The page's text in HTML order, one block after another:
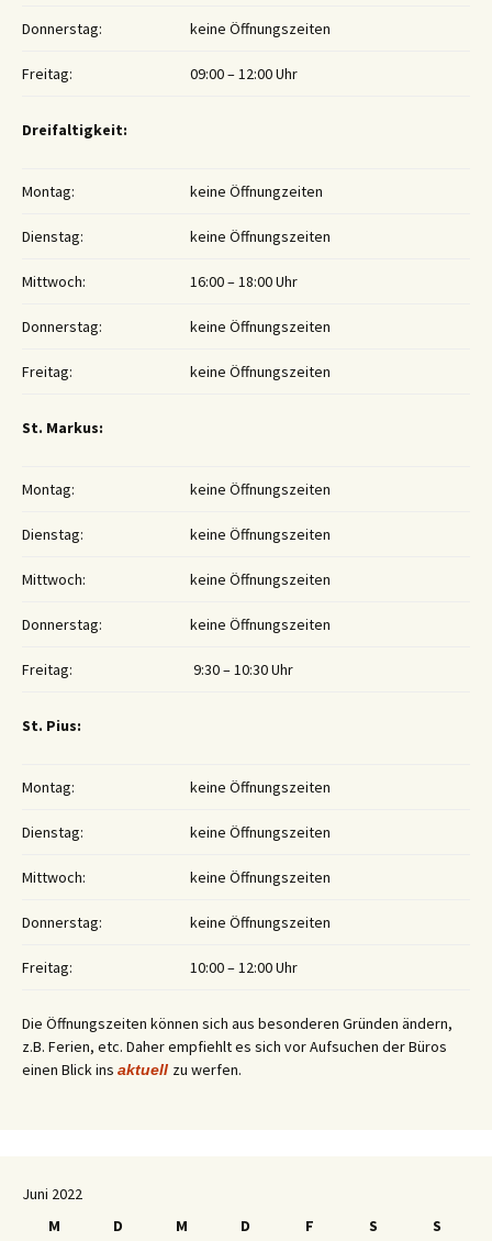
Donnerstag: keine Öffnungszeiten
Freitag: 09:00 – 12:00 Uhr
Dreifaltigkeit:
Montag: keine Öffnungzeiten
Dienstag: keine Öffnungszeiten
Mittwoch: 16:00 – 18:00 Uhr
Donnerstag: keine Öffnungszeiten
Freitag: keine Öffnungszeiten
St. Markus:
Montag: keine Öffnungszeiten
Dienstag: keine Öffnungszeiten
Mittwoch: keine Öffnungszeiten
Donnerstag: keine Öffnungszeiten
Freitag: 9:30 – 10:30 Uhr
St. Pius:
Montag: keine Öffnungszeiten
Dienstag: keine Öffnungszeiten
Mittwoch: keine Öffnungszeiten
Donnerstag: keine Öffnungszeiten
Freitag: 10:00 – 12:00 Uhr
Die Öffnungszeiten können sich aus besonderen Gründen ändern,
z.B. Ferien, etc. Daher empfiehlt es sich vor Aufsuchen der Büros
einen Blick ins aktuell zu werfen.
Juni 2022
M
D M D F S
S